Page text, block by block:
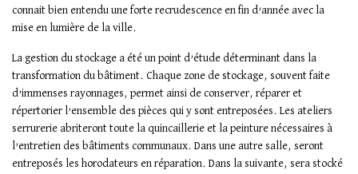
connait bien entendu une forte recrudescence en fin d’année avec la
mise en lumière de la ville.
La gestion du stockage a été un point d’étude déterminant dans la
transformation du bâtiment. Chaque zone de stockage, souvent faite
d’immenses rayonnages, permet ainsi de conserver, réparer et
répertorier l’ensemble des pièces qui y sont entreposées. Les ateliers
serrurerie abriteront toute la quincaillerie et la peinture nécessaires à
l’entretien des bâtiments communaux. Dans une autre salle, seront
entreposés les horodateurs en réparation. Dans la suivante, sera stocké